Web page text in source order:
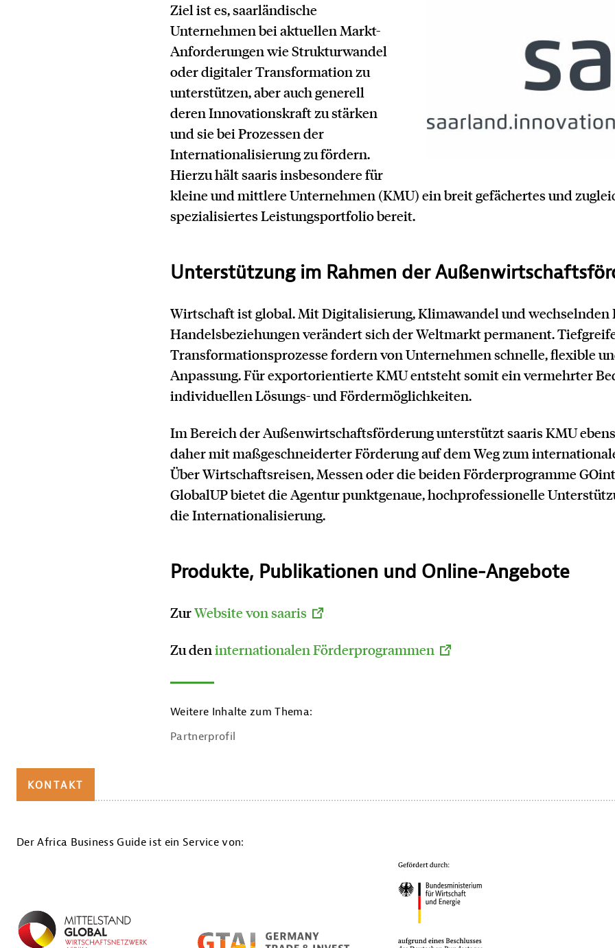
Ziel ist es, saarländische
Unternehmen bei aktuellen Markt-
Anforderungen wie Strukturwandel
oder digitaler Transformation zu
unterstützen, aber auch generell
deren Innovationskraft zu stärken
und sie bei Prozessen der
Internationalisierung zu fördern.
Hierzu hält saaris insbesondere für
kleine und mittlere Unternehmen (KMU) ein breit gefächertes und
spezialisiertes Leistungsportfolio bereit.
Unterstützung im Rahmen der
Wirtschaft ist global. Mit Digitalisierung, Klimawandel und wechselnden
Handelsbeziehungen verändert sich der Weltmarkt permanent.
Transformationsprozesse fordern von Unternehmen schnelle, flexible
Anpassung. Für exportorientierte KMU entsteht somit ein vermehrter
individuellen Lösungs- und Fördermöglichkeiten.
Im Bereich der Außenwirtschaftsförderung unterstützt saaris KMU
daher mit maßgeschneiderter Förderung auf dem Weg zum
Über Wirtschaftsreisen, Messen oder die beiden Förderprogramme
GlobalUP bietet die Agentur punktgenaue, hochprofessionelle
die Internationalisierung.
Produkte, Publikationen und Online-Angebote
ZurWebsite von saaris
Zu deninternationalen Förderprogrammen
Weitere Inhalte zum Thema:
Partnerprofil
KONTAKT
Leitung Saarland
+49 681 9520-480
Der Africa Business Guide ist ein Service von: